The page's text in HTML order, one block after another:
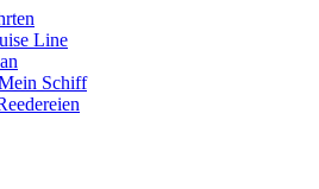
Line
Schiff